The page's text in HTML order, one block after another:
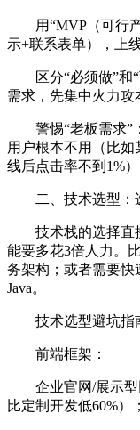
用“MVP（可行
示+联系表单），上
区分“必须做”和
需求，先集中火力攻
警惕“老板需求”
用户根本不用（比如
线后点击率不到1%）
二、技术选型
技术栈的选择
能要多花3倍人力。
务架构；或者需要快
Java。
技术选型避坑指
前端框架：
企业官网/展示型
比定制开发低60%）；